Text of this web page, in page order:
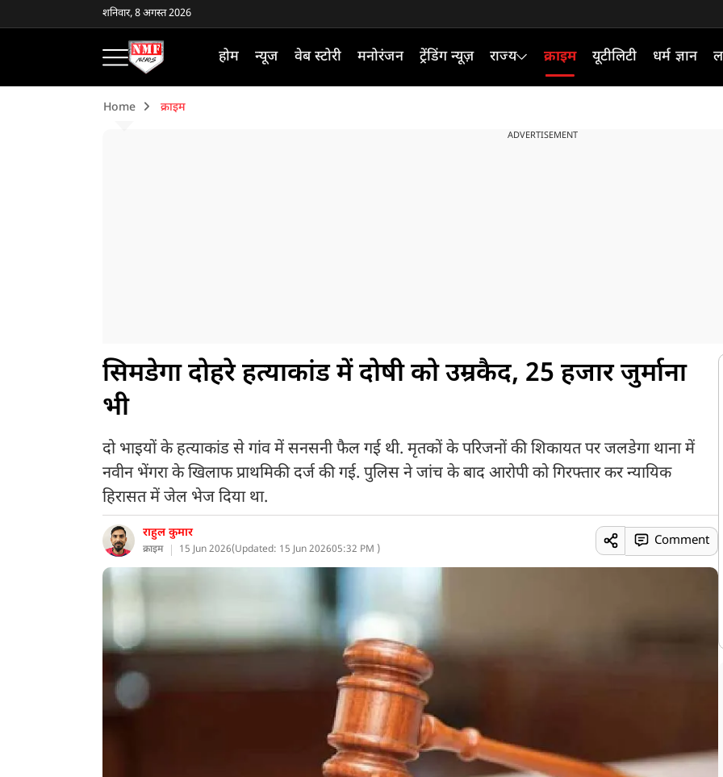
शनिवार, 8 अगस्त 2026
होम न्यूज वेब स्टोरी मनोरंजन ट्रेंडिंग न्यूज़ राज्य क्राइम यूटीलिटी धर्म ज्ञान
Home क्राइम
ADVERTISEMENT
सिमडेगा दोहरे हत्याकांड में दोषी को उम्रकैद, 25 हजार जुर्माना
भी
दो भाइयों के हत्याकांड से गांव में सनसनी फैल गई थी. मृतकों के परिजनों की शिकायत पर जलडेगा थाना में
नवीन भेंगरा के खिलाफ प्राथमिकी दर्ज की गई. पुलिस ने जांच के बाद आरोपी को गिरफ्तार कर न्यायिक
हिरासत में जेल भेज दिया था.
राहुल कुमार
क्राइम 15 Jun 2026(Updated: 15 Jun 202605:32 PM )
Comment